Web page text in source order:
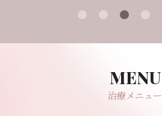
治療メニュー